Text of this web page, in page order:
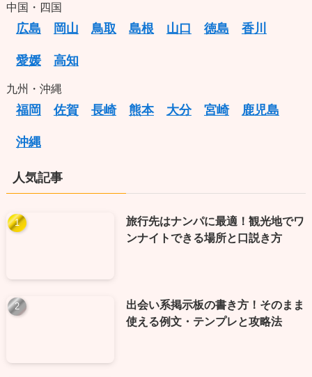
中国・四国
広島 岡山 鳥取 島根 山口 徳島 香川
愛媛 高知
九州・沖縄
福岡 佐賀 長崎 熊本 大分 宮崎 鹿児島
沖縄
人気記事
旅行先はナンパに最適！観光地でワ
ンナイトできる場所と口説き方
出会い系掲示板の書き方！そのまま
使える例文・テンプレと攻略法